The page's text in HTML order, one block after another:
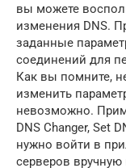
вы можете
изменения DNS.
заданные
соединений для
Как вы помните,
изменить
невозможно.
DNS Changer, Set
нужно войти в
серверов